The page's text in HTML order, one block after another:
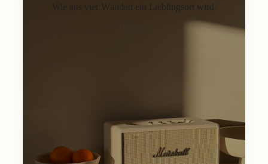
Wie aus vier Wänden ein Lieblingsort wird.